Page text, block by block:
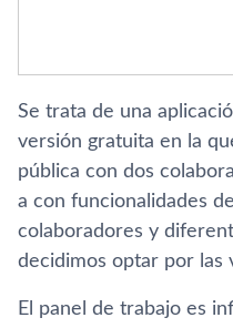
Se trata de una
versión gratuita en la
pública con dos
a con funcionalidades
colaboradores y
decidimos optar por las
El panel de trabajo es